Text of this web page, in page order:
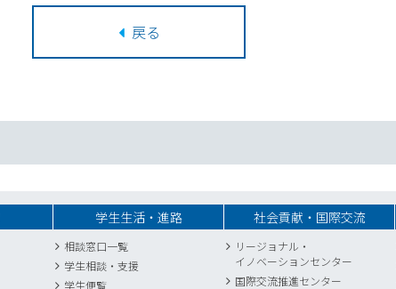
戻る
学生生活・進路
相談窓口一覧
学生相談・支援
学生便覧
社会貢献・国際交流
リージョナル・
イノベーションセンター
国際交流推進センター